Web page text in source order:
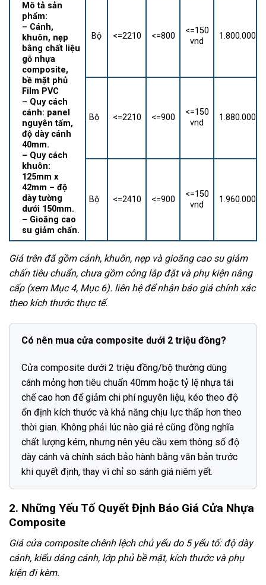
Mô tả sản
phẩm:
– Cánh,
khuôn, nẹp
bằng chất liệu
gỗ nhựa
composite,
bề mặt phủ
Film PVC
– Quy cách
cánh: panel
nguyên tấm,
độ dày cánh
40mm.
– Quy cách
khuôn:
125mm x
42mm – độ
dày tường
dưới 150mm.
– Gioăng cao
su giảm chấn.
Bộ <=2210 <=800
<=150
vnd
1.800.000
Bộ <=2210 <=900
<=150
vnd
1.880.000
Bộ <=2410 <=900
<=150
vnd
1.960.000
Giá trên đã gồm cánh, khuôn, nẹp và gioăng cao su giảm
chấn tiêu chuẩn, chưa gồm công lắp đặt và phụ kiện nâng
cấp (xem Mục 4, Mục 6). liên hệ để nhận báo giá chính xác
theo kích thước thực tế.
Có nên mua cửa composite dưới 2 triệu đồng?
Cửa composite dưới 2 triệu đồng/bộ thường dùng
cánh mỏng hơn tiêu chuẩn 40mm hoặc tỷ lệ nhựa tái
chế cao hơn để giảm chi phí nguyên liệu, kéo theo độ
ổn định kích thước và khả năng chịu lực thấp hơn theo
thời gian. Không phải lúc nào giá rẻ cũng đồng nghĩa
chất lượng kém, nhưng nên yêu cầu xem thông số độ
dày cánh và chính sách bảo hành bằng văn bản trước
khi quyết định, thay vì chỉ so sánh giá niêm yết.
2. Những Yếu Tố Quyết Định Báo Giá Cửa Nhựa
Composite
Giá cửa composite chênh lệch chủ yếu do 5 yếu tố: độ dày
cánh, kiểu dáng cánh, lớp phủ bề mặt, kích thước và phụ
kiện đi kèm.